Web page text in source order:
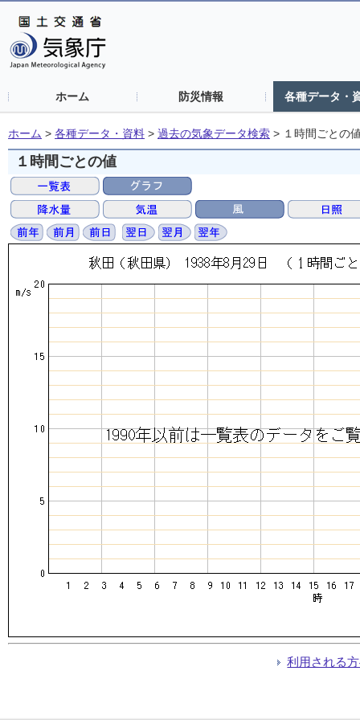
ホーム 防災情報 各種データ・
ホーム > 各種データ・資料 > 過去の気象データ検索 > １時間ごとの
１時間ごとの値
利用される